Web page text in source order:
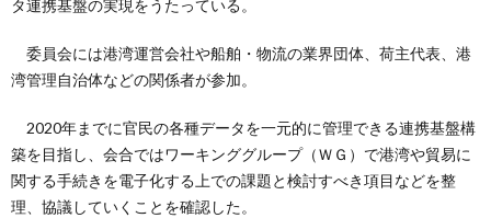
タ連携基盤の実現をうたっている。
委員会には港湾運営会社や船舶・物流の業界団体、荷主代表、港
湾管理自治体などの関係者が参加。
2020年までに官民の各種データを一元的に管理できる連携基盤構
築を目指し、会合ではワーキンググループ（ＷＧ）で港湾や貿易に
関する手続きを電子化する上での課題と検討すべき項目などを整
理、協議していくことを確認した。